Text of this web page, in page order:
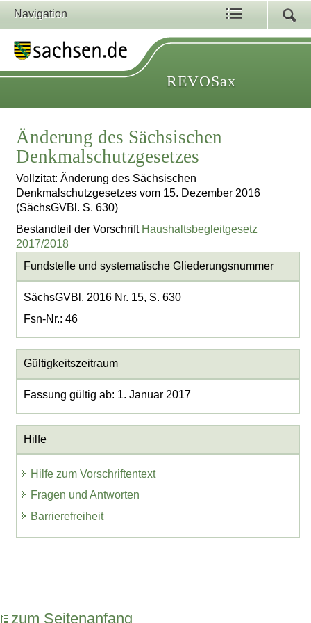
Navigation
REVOSax
Änderung des Sächsischen
Denkmalschutzgesetzes
Vollzitat: Änderung des Sächsischen
Denkmalschutzgesetzes vom 15. Dezember 2016
(SächsGVBl. S. 630)
Bestandteil der Vorschrift Haushaltsbegleitgesetz
2017/2018
Fundstelle und systematische Gliederungsnummer
SächsGVBl. 2016 Nr. 15, S. 630
Fsn-Nr.: 46
Gültigkeitszeitraum
Fassung gültig ab: 1. Januar 2017
Hilfe
Hilfe zum Vorschriftentext
Fragen und Antworten
Barrierefreiheit
zum Seitenanfang